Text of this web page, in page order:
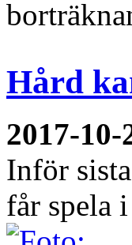
Hård
2017-10-
Inför
får spela